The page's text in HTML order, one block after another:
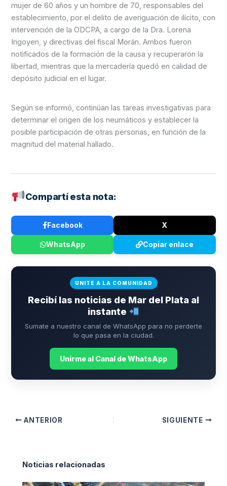
mujer de 60 años y un hombre de 70, responsables del
establecimiento, por el delito de averiguación de ilícito, con
intervención de la ODCPA, a cargo de la Dra. Lorena
Irigoyen, y directivas del fiscal Morán. Ambos fueron
notificados de la formación de la causa y recuperaron la
libertad, mientras que la mercadería quedó en calidad de
depósito judicial en el lugar.
Según se informó, continúan las tareas investigativas para
determinar el origen de los neumáticos y establecer la
posible participación de otras personas, en función de la
magnitud del material hallado.
Compartí esta nota:
Facebook X
WhatsApp Copiar enlace
UNITE A LA COMUNIDAD
Recibí las noticias de Mar del Plata al
instante
Sumate a nuestro canal de WhatsApp para no perderte
lo que pasa en la ciudad.
Unirme al Canal de WhatsApp
ANTERIOR SIGUIENTE
Noticias relacionadas